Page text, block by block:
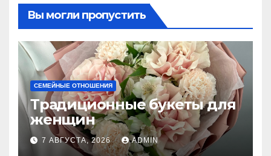
Вы могли пропустить
СЕМЕЙНЫЕ ОТНОШЕНИЯ
Традиционные букеты для
женщин
7 АВГУСТА, 2026 ADMIN